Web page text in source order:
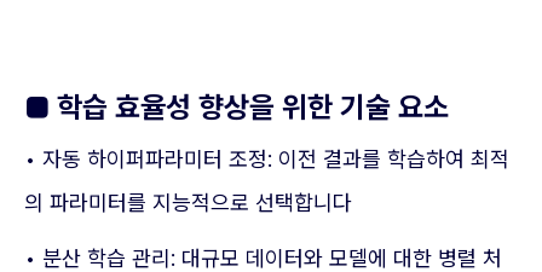
■ 학습 효율성 향상을 위한 기술 요소
• 자동 하이퍼파라미터 조정: 이전 결과를 학습하여 최적
의 파라미터를 지능적으로 선택합니다
• 분산 학습 관리: 대규모 데이터와 모델에 대한 병렬 처